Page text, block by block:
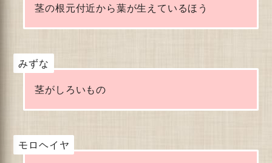
茎の根元付近から葉が生えているほう
みずな
茎がしろいもの
モロヘイヤ